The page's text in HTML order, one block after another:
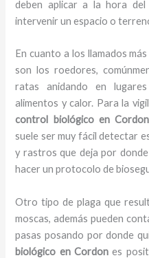
deben aplicar a la hora del
intervenir un espacio o
En cuanto a los llamados
son los roedores,
ratas anidando en
alimentos y calor. Para la
control biológico en Cordon
suele ser muy fácil detectar
y rastros que deja por
hacer un protocolo de
Otro tipo de plaga que
moscas, además pueden
pasas posando por donde
biológico en Cordones